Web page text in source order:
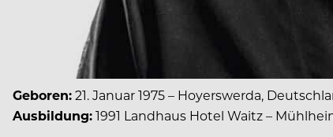
Geboren:21. Januar 1975 – Hoyerswerda,
Ausbildung:1991 Landhaus Hotel Waitz –